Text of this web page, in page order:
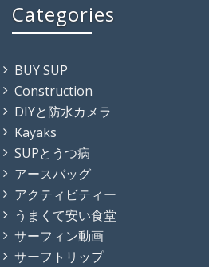
Categories
BUY SUP
Construction
DIYと防水カメラ
Kayaks
SUPとうつ病
アースバッグ
アクティビティー
うまくて安い食堂
サーフィン動画
サーフトリップ